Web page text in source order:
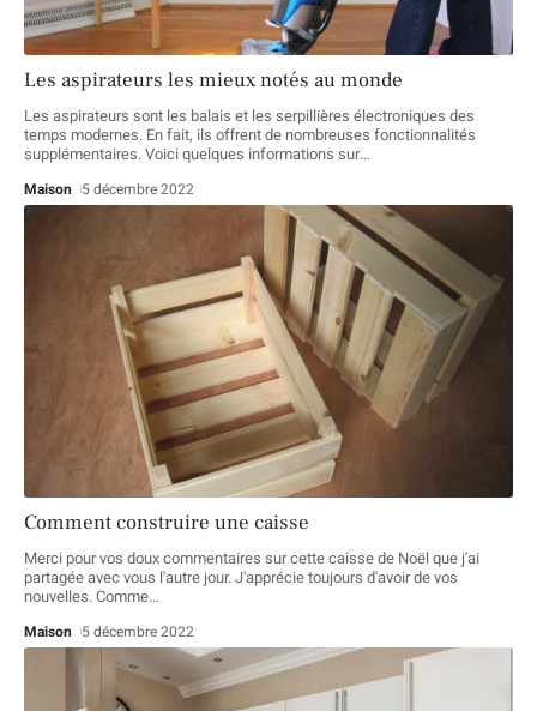
Les aspirateurs les mieux notés au monde
Les aspirateurs sont les balais et les serpillières électroniques des
temps modernes. En fait, ils offrent de nombreuses fonctionnalités
supplémentaires. Voici quelques informations sur…
Maison 5 décembre 2022
Comment construire une caisse
Merci pour vos doux commentaires sur cette caisse de Noël que j'ai
partagée avec vous l'autre jour. J'apprécie toujours d'avoir de vos
nouvelles. Comme…
Maison 5 décembre 2022